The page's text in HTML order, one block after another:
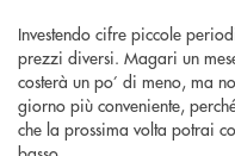
Investendo cifre piccole
prezzi diversi. Magari un
costerà un po’ di meno, ma
giorno più conveniente,
che la prossima volta potrai